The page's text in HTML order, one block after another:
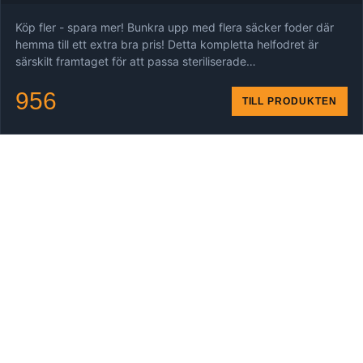
Köp fler - spara mer! Bunkra upp med flera säcker foder där
hemma till ett extra bra pris! Detta kompletta helfodret är
särskilt framtaget för att passa steriliserade…
956 TILL PRODUKTEN